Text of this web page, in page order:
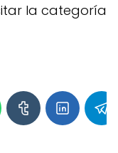
la categoría